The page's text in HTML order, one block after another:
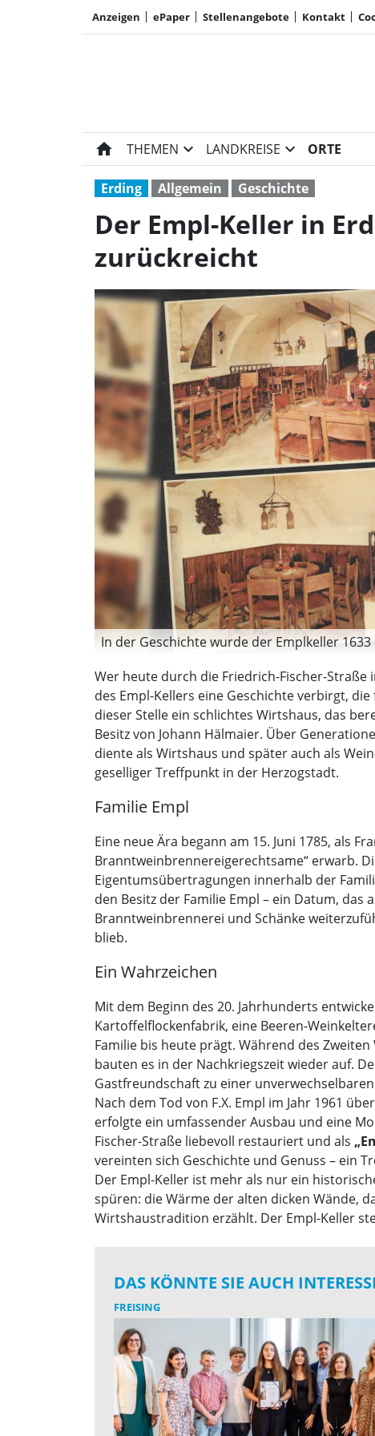
Anzeigen ePaper Stellenangebote Kontakt
home THEMEN expand_more LANDKREISE expand_more ORTE
Erding Allgemein Geschichte
Der Empl-Keller in
zurückreicht
In der Geschichte wurde der Emplkeller
Wer heute durch die Friedrich-Fischer-
des Empl-Kellers eine Geschichte verbirgt,
dieser Stelle ein schlichtes Wirtshaus, das
Besitz von Johann Hälmaier. Über
diente als Wirtshaus und später auch als
geselliger Treffpunkt in der Herzogstadt.
Familie Empl
Eine neue Ära begann am 15. Juni 1785, als
Branntweinbrennereigerechtsame“ erwarb.
Eigentumsübertragungen innerhalb der
den Besitz der Familie Empl – ein Datum,
Branntweinbrennerei und Schänke
blieb.
Ein Wahrzeichen
Mit dem Beginn des 20. Jahrhunderts
Kartoffelflockenfabrik, eine Beeren-
Familie bis heute prägt. Während des
bauten es in der Nachkriegszeit wieder auf.
Gastfreundschaft zu einer
Nach dem Tod von F.X. Empl im Jahr 1961
erfolgte ein umfassender Ausbau und eine
Fischer-Straße liebevoll restauriert und als
vereinten sich Geschichte und Genuss – ein
Der Empl-Keller ist mehr als nur ein
spüren: die Wärme der alten dicken Wände,
Wirtshaustradition erzählt. Der Empl-Keller
DAS KÖNNTE SIE AUCH
FREISING